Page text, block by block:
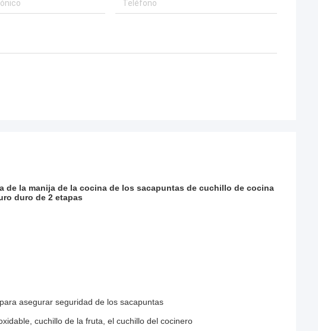
de la manija de la cocina de los sacapuntas de cuchillo de cocina
duro de 2 etapas
asegurar seguridad de los sacapuntas
cuchillo de la fruta, el cuchillo del cocinero